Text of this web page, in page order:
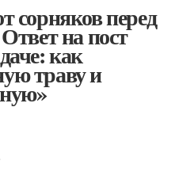
сорняков перед
на пост
как
траву и